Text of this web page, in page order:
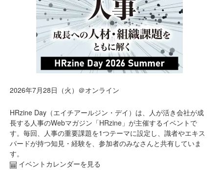
2026年7月28日（火）＠オンライン
HRzine Day（エイチアールジン・デイ）は、人が活き会社が成
長する人事のWebマガジン「HRzine」が主催するイベントで
す。毎回、人事の重要課題を1つテーマに設定し、識者やエキス
パードが持つ知見・経験を、参加者のみなさんと共有していま
す。
イベントカレンダーを見る